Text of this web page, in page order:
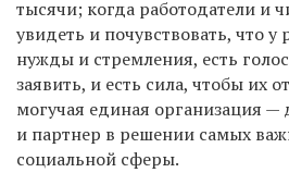
тысячи; когда работодатели и
увидеть и почувствовать, что у
нужды и стремления, есть
заявить, и есть сила, чтобы их
могучая единая организация
и партнер в решении самых
социальной сферы.